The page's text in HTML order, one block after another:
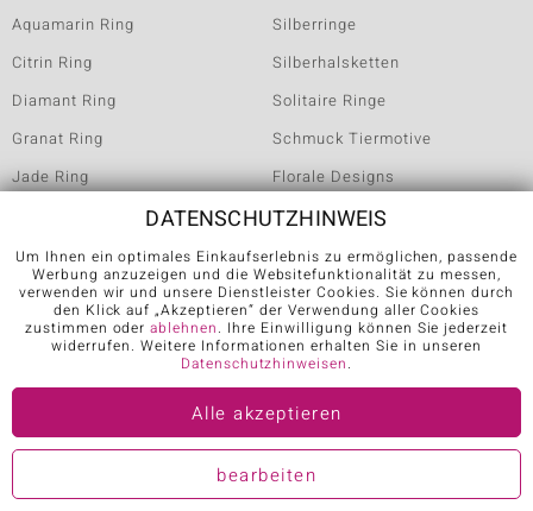
Aquamarin Ring
Citrin Ring
Diamant Ring
Granat Ring
Jade Ring
Silberringe
Silberhalsketten
Solitaire Ringe
Schmuck Tiermotive
Florale Designs
mehr
ZAHLUNGSINFORMATION
DATENSCHUTZHINWEIS
Um Ihnen ein optimales Einkaufserlebnis zu ermöglichen, passende
Werbung anzuzeigen und die Websitefunktionalität zu messen,
verwenden wir und unsere Dienstleister Cookies. Sie können durch
den Klick auf „Akzeptieren“ der Verwendung aller Cookies
zustimmen oderablehnen. Ihre Einwilligung können Sie jederzeit
widerrufen. Weitere Informationen erhalten Sie in unseren
Datenschutzhinweisen.
Alle akzeptieren
bearbeiten